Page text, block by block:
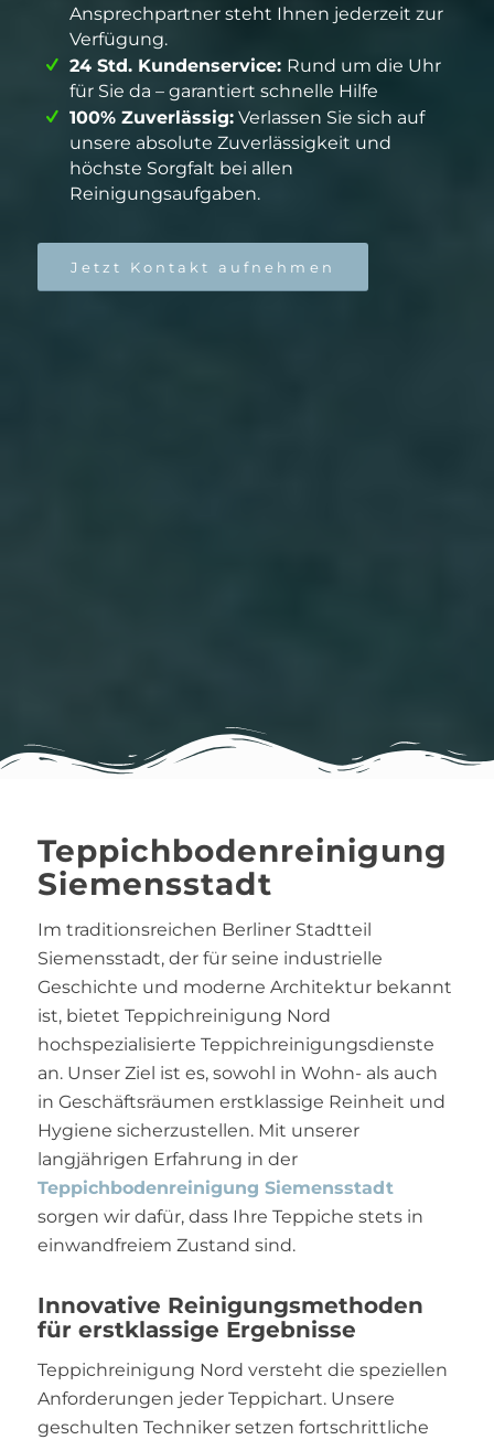
Ansprechpartner steht Ihnen jederzeit zur
Verfügung.
24 Std. Kundenservice: Rund um die Uhr
für Sie da – garantiert schnelle Hilfe
100% Zuverlässig: Verlassen Sie sich auf
unsere absolute Zuverlässigkeit und
höchste Sorgfalt bei allen
Reinigungsaufgaben.
Jetzt Kontakt aufnehmen
Teppichbodenreinigung
Siemensstadt
Im traditionsreichen Berliner Stadtteil
Siemensstadt, der für seine industrielle
Geschichte und moderne Architektur bekannt
ist, bietet Teppichreinigung Nord
hochspezialisierte Teppichreinigungsdienste
an. Unser Ziel ist es, sowohl in Wohn- als auch
in Geschäftsräumen erstklassige Reinheit und
Hygiene sicherzustellen. Mit unserer
langjährigen Erfahrung in der
Teppichbodenreinigung Siemensstadt
sorgen wir dafür, dass Ihre Teppiche stets in
einwandfreiem Zustand sind.
Innovative Reinigungsmethoden
für erstklassige Ergebnisse
Teppichreinigung Nord versteht die speziellen
Anforderungen jeder Teppichart. Unsere
geschulten Techniker setzen fortschrittliche